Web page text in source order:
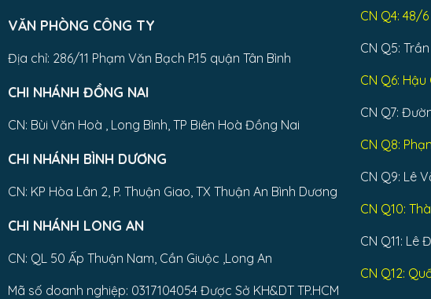
VĂN PHÒNG CÔNG TY
Địa chỉ: 286/11 Phạm Văn Bạch P.15 quận Tân Bình
CHI NHÁNH ĐỒNG NAI
CN: Bùi Văn Hoà , Long Bình, TP Biên Hoà Đồng Nai
CHI NHÁNH BÌNH DƯƠNG
CN: KP Hòa Lân 2, P. Thuận Giao, TX Thuận An Bình Dương
CHI NHÁNH LONG AN
CN: QL 50 Ấp Thuận Nam, Cần Giuộc ,Long An
Mã số doanh nghiệp: 0317104054 Được Sở KH&DT TP.HCM
CN Q4: 48/
CN Q5:
CN Q6: Hậu
CN Q7:
CN Q8:
CN Q9: Lê
CN Q10:
CN Q11: Lê
CN Q12: